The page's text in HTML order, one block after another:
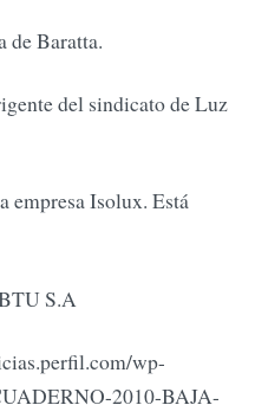
de Baratta.
del sindicato de Luz
empresa Isolux. Está
S.A
wp-
2010-BAJA-